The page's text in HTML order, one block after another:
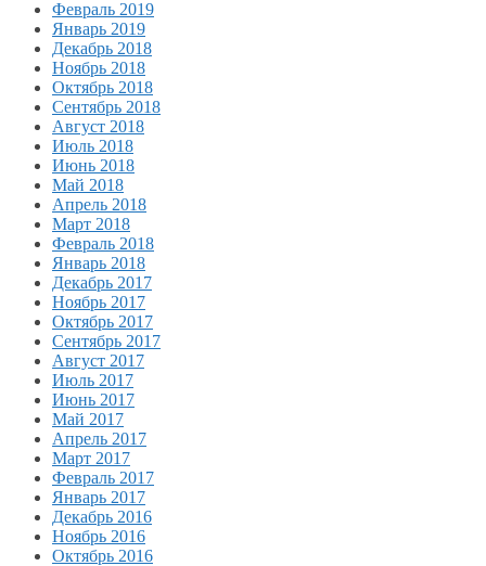
Февраль 2019
Январь 2019
Декабрь 2018
Ноябрь 2018
Октябрь 2018
Сентябрь 2018
Август 2018
Июль 2018
Июнь 2018
Май 2018
Апрель 2018
Март 2018
Февраль 2018
Январь 2018
Декабрь 2017
Ноябрь 2017
Октябрь 2017
Сентябрь 2017
Август 2017
Июль 2017
Июнь 2017
Май 2017
Апрель 2017
Март 2017
Февраль 2017
Январь 2017
Декабрь 2016
Ноябрь 2016
Октябрь 2016